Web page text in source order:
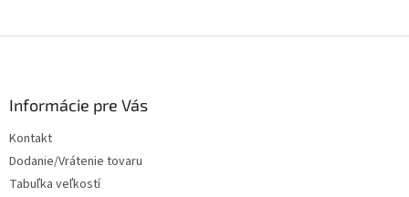
Informácie pre Vás
Kontakt
Dodanie/Vrátenie tovaru
Tabuľka veľkostí